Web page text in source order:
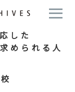
した
められる人